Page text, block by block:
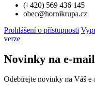
(+420) 569 436 145
obec@hornikrupa.cz
Prohlášení o přístupnosti
verze
Novinky na e-mail
Odebírejte novinky na Váš